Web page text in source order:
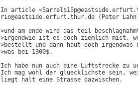
In article
rio@eastside.erfurt.thur.de (Peter
>und am ende wird das teil
>irgendwie ist es doch ziemlich mist,
>bestellt und dann haut doch
>was bei 1300$.
Ich habe nun auch eine Luftstrecke zu
Ich mag wohl der gluecklichste sein,
liegt halt eine Strasse dazwischen.